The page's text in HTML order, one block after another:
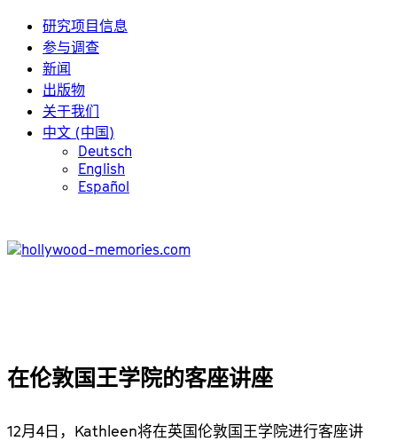
研究项目信息
参与调查
新闻
出版物
关于我们
中文 (中国)
Deutsch
English
Español
在伦敦国王学院的客座讲座
12月4日，Kathleen将在英国伦敦国王学院进行客座讲